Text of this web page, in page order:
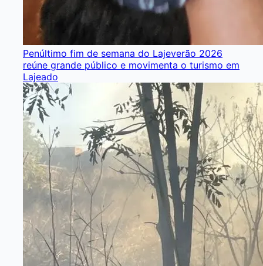
Penúltimo fim de semana do Lajeverão 2026
reúne grande público e movimenta o turismo em
Lajeado